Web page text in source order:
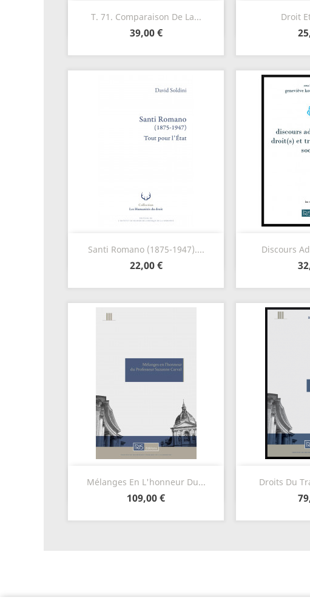
T. 71. Comparaison De La...
39,00 €
Aperçu rapide Droit

Santi Romano (1875-1947)....
22,00 €
 Aperçu rapide Discours

Mélanges En L'honneur Du...
109,00 €
 Aperçu rapide Droits Du
